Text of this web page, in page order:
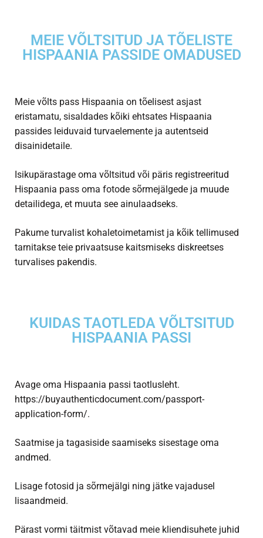
MEIE VÕLTSITUD JA TÕELISTE
HISPAANIA PASSIDE OMADUSED
Meie võlts pass Hispaania on tõelisest asjast
eristamatu, sisaldades kõiki ehtsates Hispaania
passides leiduvaid turvaelemente ja autentseid
disainidetaile.
Isikupärastage oma võltsitud või päris registreeritud
Hispaania pass oma fotode sõrmejälgede ja muude
detailidega, et muuta see ainulaadseks.
Pakume turvalist kohaletoimetamist ja kõik tellimused
tarnitakse teie privaatsuse kaitsmiseks diskreetses
turvalises pakendis.
KUIDAS TAOTLEDA VÕLTSITUD
HISPAANIA PASSI
Avage oma Hispaania passi taotlusleht.
https://buyauthenticdocument.com/passport-
application-form/.
Saatmise ja tagasiside saamiseks sisestage oma
andmed.
Lisage fotosid ja sõrmejälgi ning jätke vajadusel
lisaandmeid.
Pärast vormi täitmist võtavad meie kliendisuhete juhid